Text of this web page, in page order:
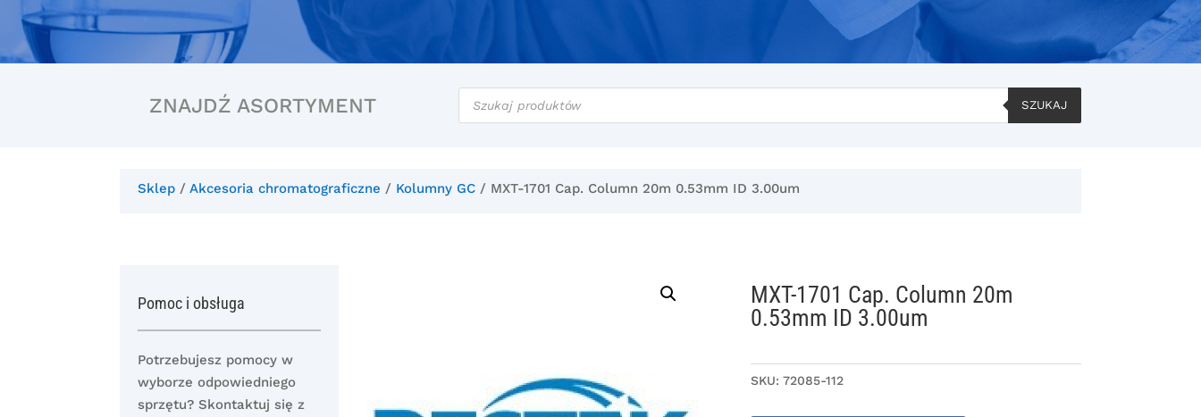
ZNAJDŹ ASORTYMENT
Wyszukiwarka
produktów
SZUKAJ
Sklep /Akcesoria chromatograficzne / Kolumny GC / MXT-1701 Cap. Column 20m 0.53mm ID 3.00um
Pomoc i obsługa
Potrzebujesz pomocy w
wyborze odpowiedniego
sprzętu? Skontaktuj się z
MXT-1701 Cap. Column 20m
0.53mm ID 3.00um
SKU:72085-112